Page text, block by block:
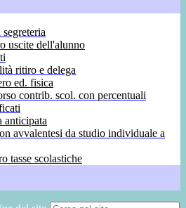
uscite dell'alunno
ritiro e delega
ed. fisica
contrib. scol. con percentuali
anticipata
avvalentesi da studio individuale a
tasse scolastiche